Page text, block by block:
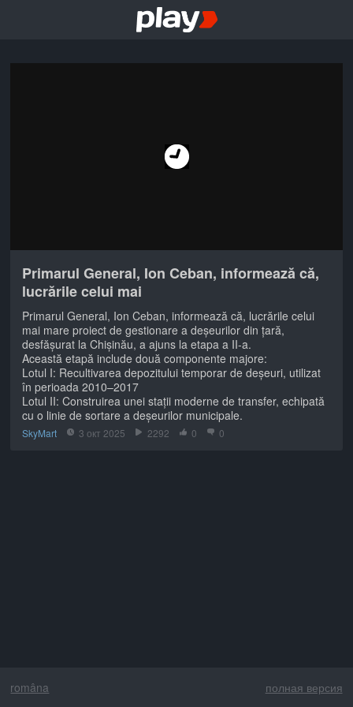
Primarul General, Ion Ceban, informează că,
lucrările celui mai
Primarul General, Ion Ceban, informează că, lucrările celui
mai mare proiect de gestionare a deșeurilor din țară,
desfășurat la Chișinău, a ajuns la etapa a II-a.
Această etapă include două componente majore:
Lotul I: Recultivarea depozitului temporar de deșeuri, utilizat
în perioada 2010–2017
Lotul II: Construirea unei stații moderne de transfer, echipată
cu o linie de sortare a deșeurilor municipale.
SkyMart 3 окт 2025 2292 0 0
româna полная версия